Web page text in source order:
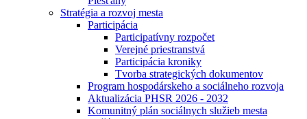
Stratégia a rozvoj mesta
Participácia
Participatívny rozpočet
Verejné priestranstvá
Participácia kroniky
Tvorba strategických dokumentov
Program hospodárskeho a sociálneho rozvoja
Aktualizácia PHSR 2026 - 2032
Komunitný plán sociálnych služieb mesta